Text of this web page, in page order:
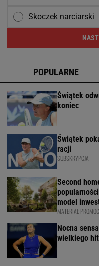
Skoczek narciarski
POPULARNE
Świątek
koniec
Świątek
racji
SUBSKRYPCJA
Second
model
MATERIAŁ
Nocna
wielkiego